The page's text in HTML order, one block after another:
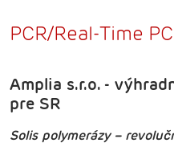
PCR/Real-Time
Amplia s.r.o. -
pre SR
Solis polymerázy –